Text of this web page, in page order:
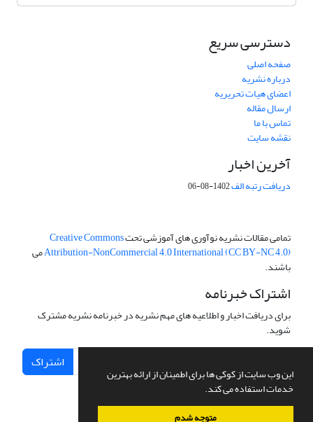
این وب سایت از کوکی ها برای اطمینان از ارائه بهترین
خدمات استفاده می کند.
متوجه شدم
دسترسی سریع
صفحه اصلی
درباره نشریه
اعضای هیات تحریریه
ارسال مقاله
تماس با ما
نقشه سایت
آخرین اخبار
دریافت رتبه الف1402-08-06
تمامی مقالات نشریه نوآوری های آموزشی تحتCreative Commons
Attribution-NonCommercial 4.0 International (CC BY-NC 4.0)می
باشند.
اشتراک خبرنامه
برای دریافت اخبار و اطلاعیه های مهم نشریه در خبرنامه نشریه مشترک
شوید.
اشتراک